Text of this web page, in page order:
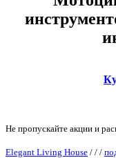
Не пропускайте акции и
Elegant Living House / / /